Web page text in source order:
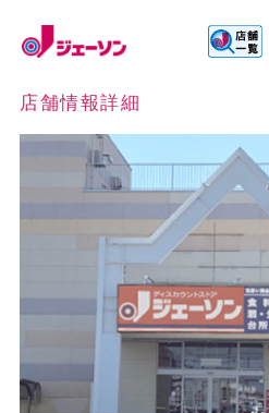
店舗情報詳細